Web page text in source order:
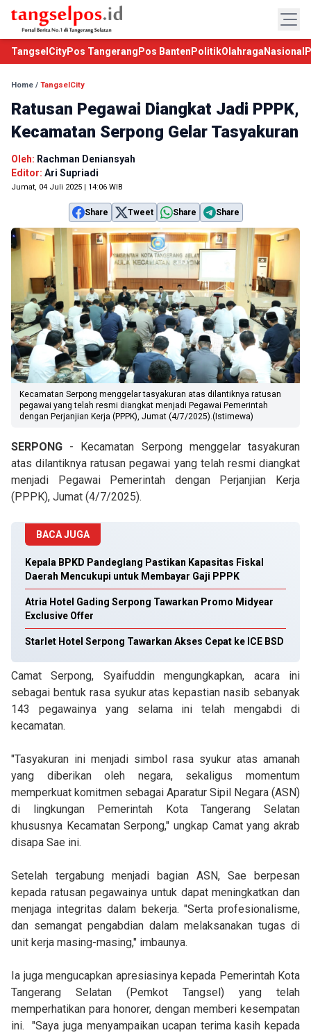
TangselCityPos Tangerang Pos Banten PolitikOlahraga Nasional
Home / TangselCity
Ratusan Pegawai Diangkat Jadi PPPK,
Kecamatan Serpong Gelar Tasyakuran
Oleh: Rachman Deniansyah
Editor: Ari Supriadi
Jumat, 04 Juli 2025 | 14:06 WIB
Share Tweet Share Share
Kecamatan Serpong menggelar tasyakuran atas dilantiknya ratusan
pegawai yang telah resmi diangkat menjadi Pegawai Pemerintah
dengan Perjanjian Kerja (PPPK), Jumat (4/7/2025).(Istimewa)
SERPONG - Kecamatan Serpong menggelar tasyakuran
atas dilantiknya ratusan pegawai yang telah resmi diangkat
menjadi Pegawai Pemerintah dengan Perjanjian Kerja
(PPPK), Jumat (4/7/2025).
BACA JUGA
Kepala BPKD Pandeglang Pastikan Kapasitas Fiskal
Daerah Mencukupi untuk Membayar Gaji PPPK
Atria Hotel Gading Serpong Tawarkan Promo Midyear
Exclusive Offer
Starlet Hotel Serpong Tawarkan Akses Cepat ke ICE BSD
Camat Serpong, Syaifuddin mengungkapkan, acara ini
sebagai bentuk rasa syukur atas kepastian nasib sebanyak
143 pegawainya yang selama ini telah mengabdi di
kecamatan.
"Tasyakuran ini menjadi simbol rasa syukur atas amanah
yang diberikan oleh negara, sekaligus momentum
memperkuat komitmen sebagai Aparatur Sipil Negara (ASN)
di lingkungan Pemerintah Kota Tangerang Selatan
khususnya Kecamatan Serpong," ungkap Camat yang akrab
disapa Sae ini.
Setelah tergabung menjadi bagian ASN, Sae berpesan
kepada ratusan pegawainya untuk dapat meningkatkan dan
menjaga integritas dalam bekerja. "Serta profesionalisme,
dan semangat pengabdian dalam melaksanakan tugas di
unit kerja masing-masing," imbaunya.
Ia juga mengucapkan apresiasinya kepada Pemerintah Kota
Tangerang Selatan (Pemkot Tangsel) yang telah
memperhatikan para honorer, dengan memberi kesempatan
ini."Saya juga menyampaikan ucapan terima kasih kepada